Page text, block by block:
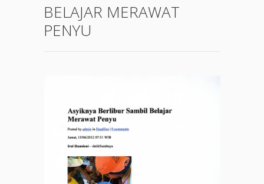
BELAJAR MERAWAT
PENYU